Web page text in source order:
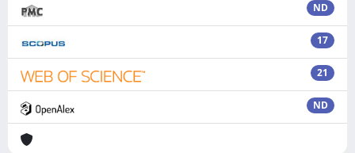
ND
17
21
ND